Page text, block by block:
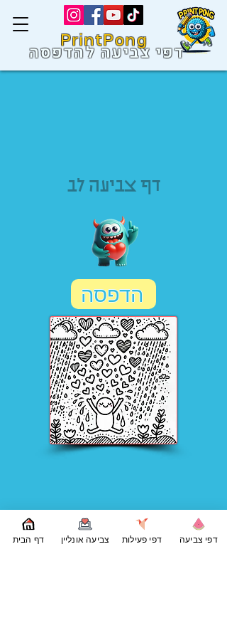
PrintPong
דפי צביעה להדפסה
דף צביעה לב
הדפסה
דף הבית צביעה אונליין דפי פעילות דפי צביעה